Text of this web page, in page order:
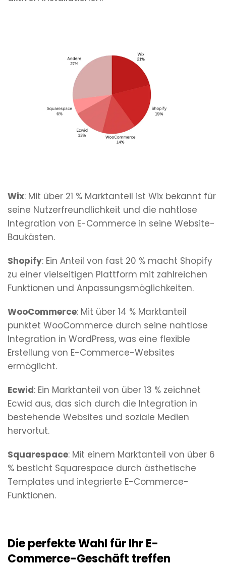
Wix: Mit über 21 % Marktanteil ist Wix bekannt für
seine Nutzerfreundlichkeit und die nahtlose
Integration von E-Commerce in seine Website-
Baukästen.
Shopify: Ein Anteil von fast 20 % macht Shopify
zu einer vielseitigen Plattform mit zahlreichen
Funktionen und Anpassungsmöglichkeiten.
WooCommerce: Mit über 14 % Marktanteil
punktet WooCommerce durch seine nahtlose
Integration in WordPress, was eine flexible
Erstellung von E-Commerce-Websites
ermöglicht.
Ecwid: Ein Marktanteil von über 13 % zeichnet
Ecwid aus, das sich durch die Integration in
bestehende Websites und soziale Medien
hervortut.
Squarespace: Mit einem Marktanteil von über 6
% besticht Squarespace durch ästhetische
Templates und integrierte E-Commerce-
Funktionen.
Die perfekte Wahl für Ihr E-
Commerce-Geschäft treffen